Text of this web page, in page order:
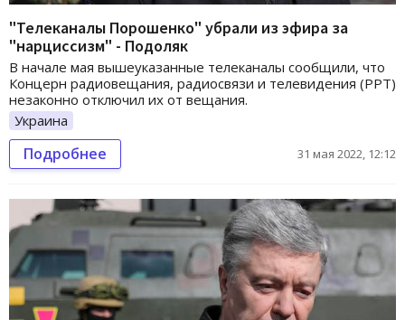
"Телеканалы Порошенко" убрали из эфира за
"нарциссизм" - Подоляк
В начале мая вышеуказанные телеканалы сообщили, что
Концерн радиовещания, радиосвязи и телевидения (РРТ)
незаконно отключил их от вещания.
Украина
Подробнее 31 мая 2022, 12:12